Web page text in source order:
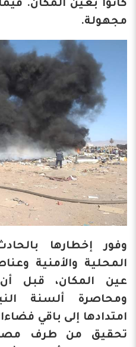
كانوا بعين المكان.
مجهولة.
وفور إخطارها
المحلية والأمنية
عين المكان، قبل
ومحاصرة ألسنة
امتدادها إلى باقي
تحقيق من طرف